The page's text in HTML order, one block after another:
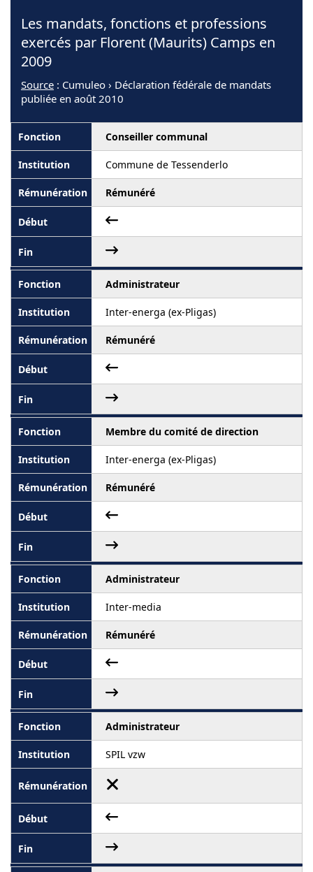
Les mandats, fonctions et professions
exercés par Florent (Maurits) Camps en
2009
Source : Cumuleo › Déclaration fédérale de mandats
publiée en août 2010
Conseiller communal
Commune de Tessenderlo
Rémunéré
Administrateur
Inter-energa (ex-Pligas)
Rémunéré
Membre du comité de direction
Inter-energa (ex-Pligas)
Rémunéré
Administrateur
Inter-media
Rémunéré
Administrateur
SPIL vzw